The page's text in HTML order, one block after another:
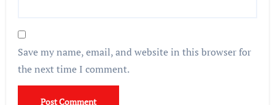
Save my name, email, and website in this browser for
the next time I comment.